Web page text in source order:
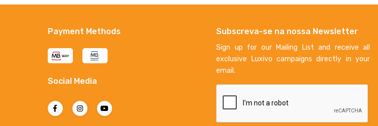
Payment Methods
Social Media
Subscreva-se na nossa Newsletter
Sign up for our Mailing List and receive all
exclusive Luxivo campaigns directly in your
email.